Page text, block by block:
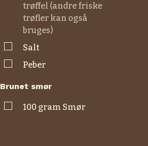
trøffel (andre friske
trøfler kan også
bruges)
▢ Salt
▢ Peber
Brunet smør
▢100 gram smør